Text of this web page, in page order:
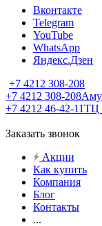
Вконтакте
Telegram
YouTube
WhatsApp
Яндекс.Дзен
+7 4212 308-208
+7 4212 308-208
+7 4212 46-42-11ТЦ
Заказать звонок
Акции
Как купить
Компания
Блог
Контакты
...